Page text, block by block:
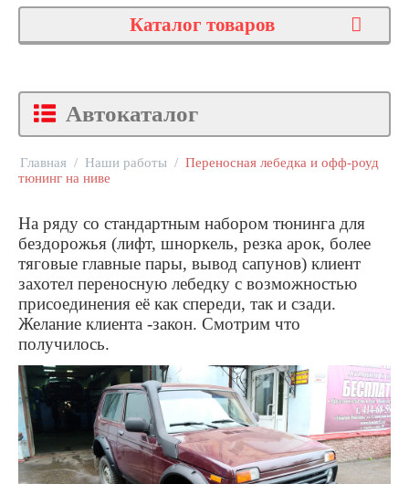
Каталог товаров
Автокаталог
Главная / Наши работы / Переносная лебедка и офф-роуд
тюнинг на ниве
На ряду со стандартным набором тюнинга для
бездорожья (лифт, шноркель, резка арок, более
тяговые главные пары, вывод сапунов) клиент
захотел переносную лебедку с возможностью
присоединения её как спереди, так и сзади.
Желание клиента -закон. Смотрим что
получилось.